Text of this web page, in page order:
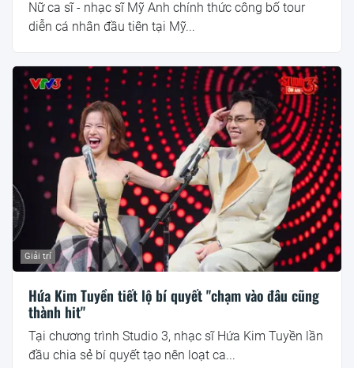
Nữ ca sĩ - nhạc sĩ Mỹ Anh chính thức công bố tour
diễn cá nhân đầu tiên tại Mỹ...
Giải trí
Hứa Kim Tuyền tiết lộ bí quyết "chạm vào đâu cũng
thành hit"
Tại chương trình Studio 3, nhạc sĩ Hứa Kim Tuyền lần
đầu chia sẻ bí quyết tạo nên loạt ca...